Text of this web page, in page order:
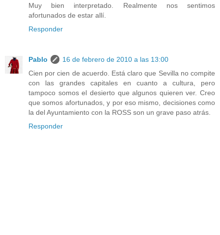
Muy bien interpretado. Realmente nos sentimos
afortunados de estar allí.
Responder
Pablo
16 de febrero de 2010 a las 13:00
Cien por cien de acuerdo. Está claro que Sevilla no compite
con las grandes capitales en cuanto a cultura, pero
tampoco somos el desierto que algunos quieren ver. Creo
que somos afortunados, y por eso mismo, decisiones como
la del Ayuntamiento con la ROSS son un grave paso atrás.
Responder